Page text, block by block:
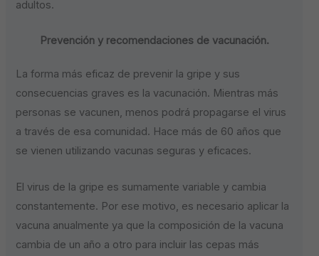
adultos.
Prevención y recomendaciones de vacunación.
La forma más eficaz de prevenir la gripe y sus
consecuencias graves es la vacunación. Mientras más
personas se vacunen, menos podrá propagarse el virus
a través de esa comunidad. Hace más de 60 años que
se vienen utilizando vacunas seguras y eficaces.
El virus de la gripe es sumamente variable y cambia
constantemente. Por ese motivo, es necesario aplicar la
vacuna anualmente ya que la composición de la vacuna
cambia de un año a otro para incluir las cepas más